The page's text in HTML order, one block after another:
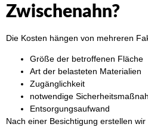
Zwischenahn?
Die Kosten hängen von mehreren
Größe der betroffenen Fläche
Art der belasteten Materialien
Zugänglichkeit
notwendige
Entsorgungsaufwand
Nach einer Besichtigung erstellen